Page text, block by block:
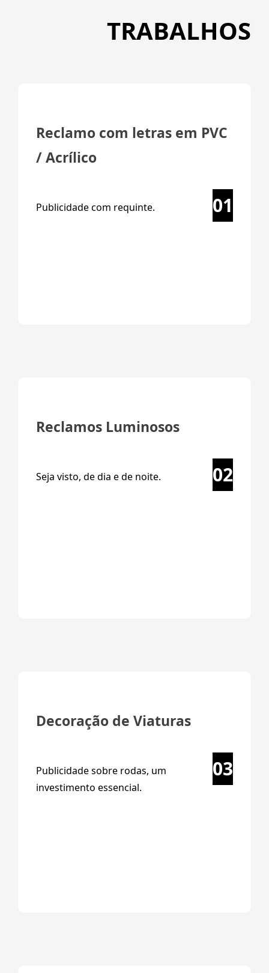
TRABALHOS
Reclamo com letras em PVC
/ Acrílico
01
Publicidade com requinte.
Reclamos Luminosos
02
Seja visto, de dia e de noite.
Decoração de Viaturas
03
Publicidade sobre rodas, um
investimento essencial.